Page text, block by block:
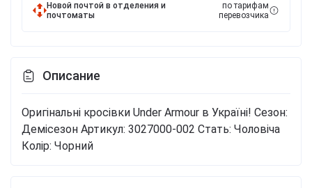
Новой почтой в отделения и
почтоматы
по тарифам
перевозчика
Описание
Оригінальні кросівки Under Armour в Україні! Сезон:
Демісезон Артикул: 3027000-002 Стать: Чоловіча
Колір: Чорний